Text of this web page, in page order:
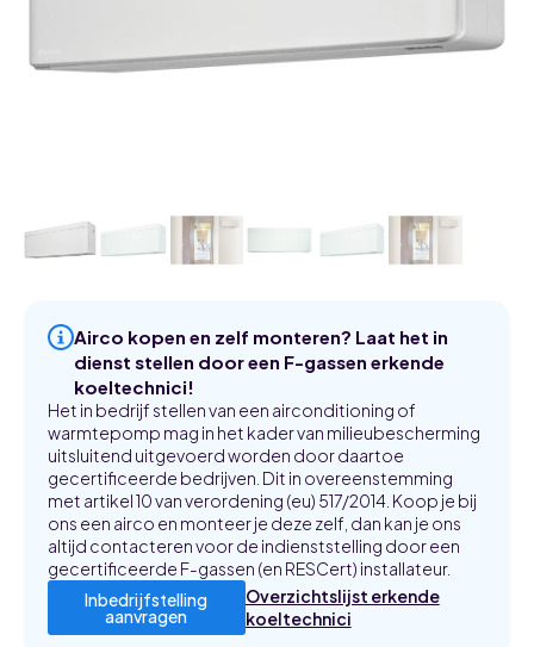
Airco kopen en zelf monteren? Laat het in
dienst stellen door een F-gassen erkende
koeltechnici!
Het in bedrijf stellen van een airconditioning of
warmtepomp mag in het kader van milieubescherming
uitsluitend uitgevoerd worden door daartoe
gecertificeerde bedrijven. Dit in overeenstemming
met artikel 10 van verordening (eu) 517/2014. Koop je bij
ons een airco en monteer je deze zelf, dan kan je ons
altijd contacteren voor de indienststelling door een
gecertificeerde F-gassen (en RESCert) installateur.
Inbedrijfstelling
aanvragen
Overzichtslijst erkende
koeltechnici